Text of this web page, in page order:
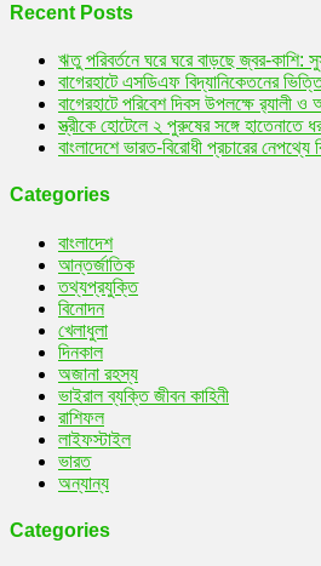
Recent Posts
ঋতু পরিবর্তনে ঘরে ঘরে বাড়ছে জ্বর-কাশি:
বাগেরহাটে এসডিএফ বিদ্যানিকেতনের
বাগেরহাটে পরিবেশ দিবস উপলক্ষে র‌্যালী
স্ত্রীকে হোটেলে ২ পুরুষের সঙ্গে হাতেনাতে
বাংলাদেশে ভারত-বিরোধী প্রচারের নেপথ্যে
Categories
বাংলাদেশ
আন্তর্জাতিক
তথ্যপ্রযুক্তি
বিনোদন
খেলাধুলা
দিনকাল
অজানা রহস্য
ভাইরাল ব্যক্তি জীবন কাহিনী
রাশিফল
লাইফস্টাইল
ভারত
অন্যান্য
Categories